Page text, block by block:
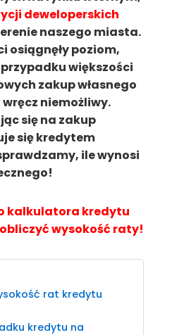
deweloperskich
naszego miasta.
osiągnęły poziom,
większości
zakup własnego
niemożliwy.
się na zakup
się kredytem
ile wynosi
kalkulatora kredytu
wysokość raty!
rat kredytu
kredytu na